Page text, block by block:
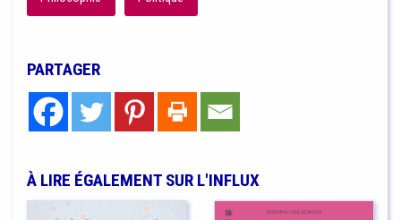
PARTAGER
À LIRE ÉGALEMENT SUR L'INFLUX